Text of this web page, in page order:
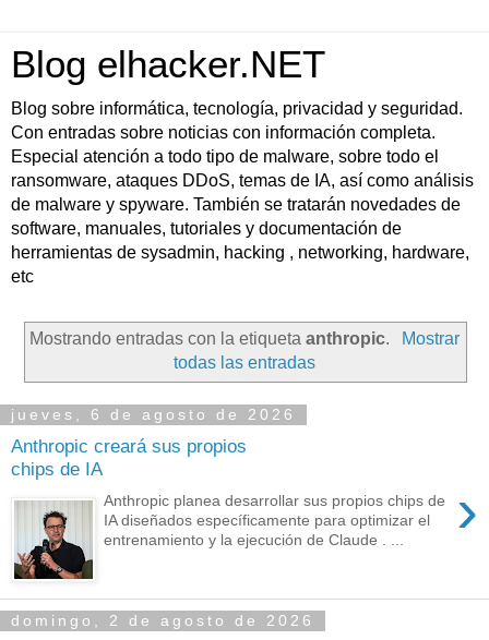
Blog elhacker.NET
Blog sobre informática, tecnología, privacidad y seguridad.
Con entradas sobre noticias con información completa.
Especial atención a todo tipo de malware, sobre todo el
ransomware, ataques DDoS, temas de IA, así como análisis
de malware y spyware. También se tratarán novedades de
software, manuales, tutoriales y documentación de
herramientas de sysadmin, hacking , networking, hardware,
etc
Mostrando entradas con la etiquetaanthropic.
Mostrar
todas las entradas
jueves, 6 de agosto de 2026
Anthropic creará sus propios
chips de IA
›
Anthropic planea desarrollar sus propios chips de
IA diseñados específicamente para optimizar el
entrenamiento y la ejecución de Claude . ...
domingo, 2 de agosto de 2026